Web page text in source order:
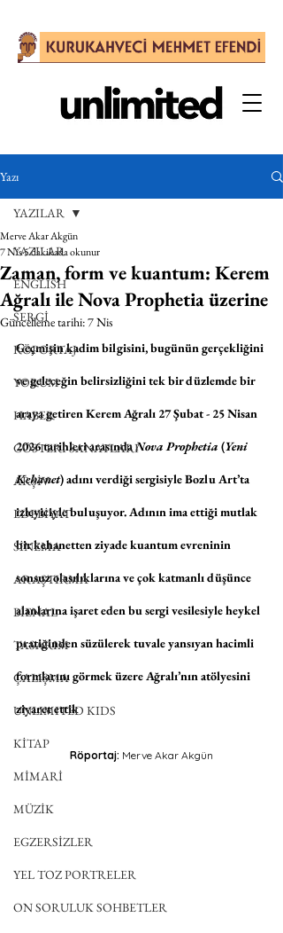
Yazı
YAZILAR
ENGLISH
SERGİ
RÖPORTAJ
YORUM
HABER
GÖSTERİ SANATLARI
ARŞİV
EDEBİYAT
SİNEMA
ARAŞTIRMA
BİENAL
TASARIM
ÇALIŞMA
UNLIMITED KIDS
KİTAP
MİMARİ
MÜZİK
EGZERSİZLER
YEL TOZ PORTRELER
ON SORULUK SOHBETLER
YAZILAR
Zaman, form ve kuantum: Kerem
Ağralı ile Nova Prophetia üzerine
Merve Akar Akgün
7 Nis5 dakikada okunur
Güncelleme tarihi:7 Nis
Geçmişin kadim bilgisini, bugünün gerçekliğini
ve geleceğin belirsizliğini tek bir düzlemde bir
araya getiren Kerem Ağralı 27 Şubat - 25 Nisan
2026 tarihleri arasında Nova Prophetia (Yeni
Kehanet) adını verdiği sergisiyle Bozlu Art’ta
izleyiciyle buluşuyor. Adının ima ettiği mutlak
bir kehanetten ziyade kuantum evreninin
sonsuz olasılıklarına ve çok katmanlı düşünce
alanlarına işaret eden bu sergi vesilesiyle heykel
pratiğinden süzülerek tuvale yansıyan hacimli
formlarını görmek üzere Ağralı’nın atölyesini
ziyaret ettik
Röportaj: Merve Akar Akgün